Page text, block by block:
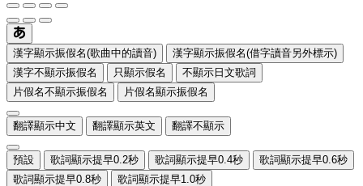
漢字顯示振假名(歌曲中的讀音)
漢字顯示振假名(借字讀音另外標示)
漢字不顯示振假名
只顯示假名
不顯示日文歌詞
片假名不顯示振假名
片假名顯示振假名
翻譯顯示中文 翻譯顯示英文 翻譯不顯示
預設 歌詞顯示提早0.2秒 歌詞顯示提早0.4秒
歌詞顯示提早0.6秒
歌詞顯示提早0.8秒
歌詞顯示提早1.0秒